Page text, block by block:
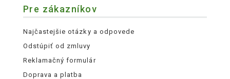
Pre zákazníkov
Najčastejšie otázky a odpovede
Odstúpiť od zmluvy
Reklamačný formulár
Doprava a platba